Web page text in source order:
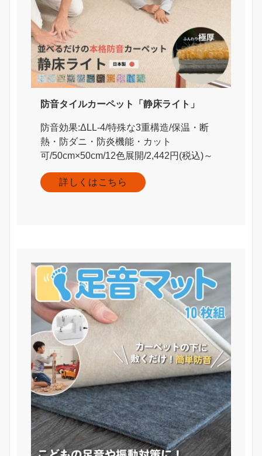
防音タイルカーペット「静床ライト」
防音効果:ΔLL-4/特殊な3重構造/保温・断
熱・防ダニ・防炎機能・カット
可/50cm×50cm/12色展開/2,442円(税込)～
詳しくはこちら